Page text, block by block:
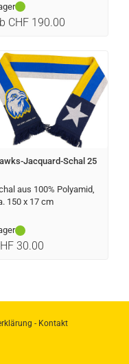
CHF 190.00
Jacquard-Schal 25
aus 100% Polyamid,
150 x 17 cm
30.00
- Kontakt